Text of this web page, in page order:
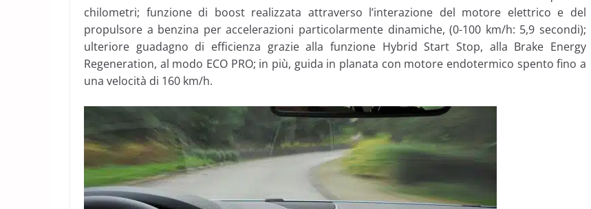
chilometri; funzione di boost realizzata attraverso l’interazione del motore elettrico e del
propulsore a benzina per accelerazioni particolarmente dinamiche, (0-100 km/h: 5,9 secondi);
ulteriore guadagno di efficienza grazie alla funzione Hybrid Start Stop, alla Brake Energy
Regeneration, al modo ECO PRO; in più, guida in planata con motore endotermico spento fino a
una velocità di 160 km/h.